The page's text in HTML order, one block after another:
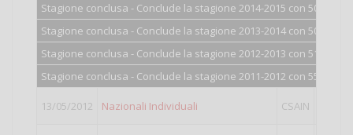
Stagione conclusa - Conclude la stagione 2014-2015 con 502 punti.
Stagione conclusa - Conclude la stagione 2013-2014 con 506 punti.
Stagione conclusa - Conclude la stagione 2012-2013 con 519 punti.
Stagione conclusa - Conclude la stagione 2011-2012 con 558 punti.
13/05/2012 Nazionali Individuali CSAIN